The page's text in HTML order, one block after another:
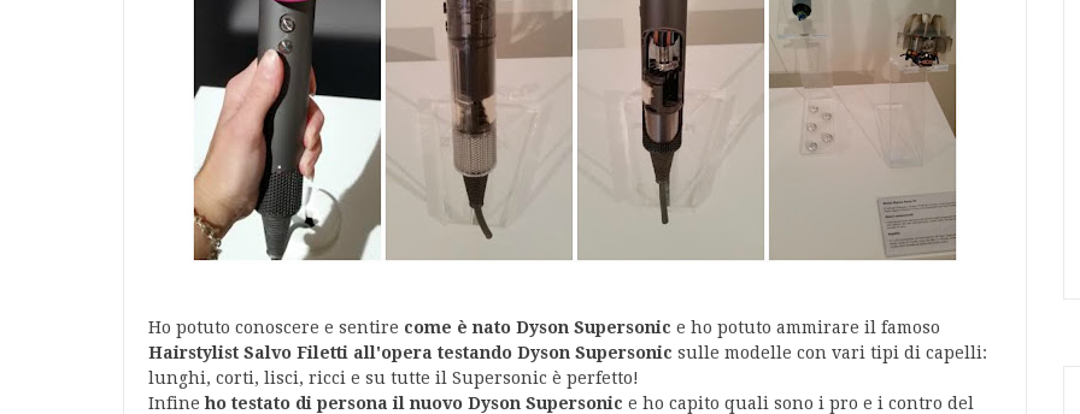
Ho potuto conoscere e sentire come è nato Dyson Supersonic e ho potuto ammirare il famoso
Hairstylist Salvo Filetti all'opera testando Dyson Supersonic sulle modelle con vari tipi di capelli:
lunghi, corti, lisci, ricci e su tutte il Supersonic è perfetto!
Infineho testato di persona il nuovo Dyson Supersonic e ho capito quali sono i pro e i contro del